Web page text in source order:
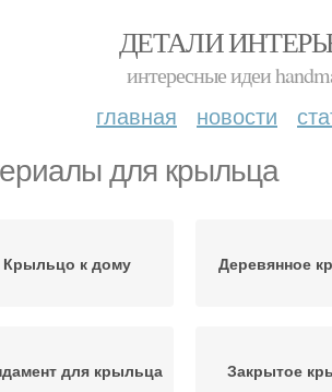
ДЕТАЛИ
интересные идеи
главная новости
для крыльца
Крыльцо к дому Деревянное
для крыльца Закрытое